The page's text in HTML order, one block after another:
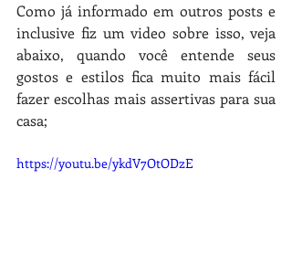
Como já informado em outros posts e
inclusive fiz um video sobre isso, veja
abaixo, quando
você entende seus
gostos e estilos fica muito mais fácil
fazer escolhas mais assertivas para sua
casa;
https://youtu.be/ykdV7OtODzE